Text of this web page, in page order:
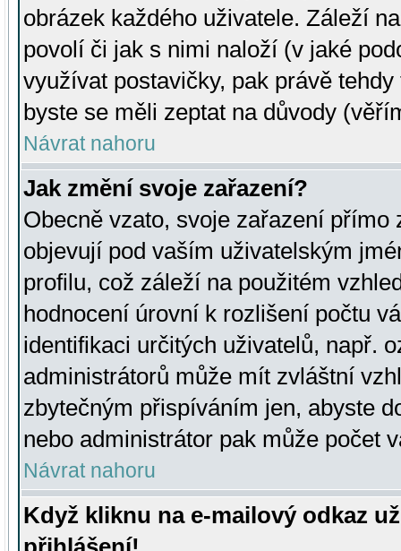
obrázek každého uživatele. Záleží
povolí či jak s nimi naloží (v jaké
využívat postavičky, pak právě
byste se měli zeptat na důvody
Návrat nahoru
Jak změní svoje zařazení?
Obecně vzato, svoje zařazení přímo
objevují pod vaším uživatelským
profilu, což záleží na použitém
hodnocení úrovní k rozlišení počtu
identifikaci určitých uživatelů, např.
administrátorů může mít zvláštní
zbytečným přispíváním jen, abyste
nebo administrátor pak může počet
Návrat nahoru
Když kliknu na e-mailový odkaz